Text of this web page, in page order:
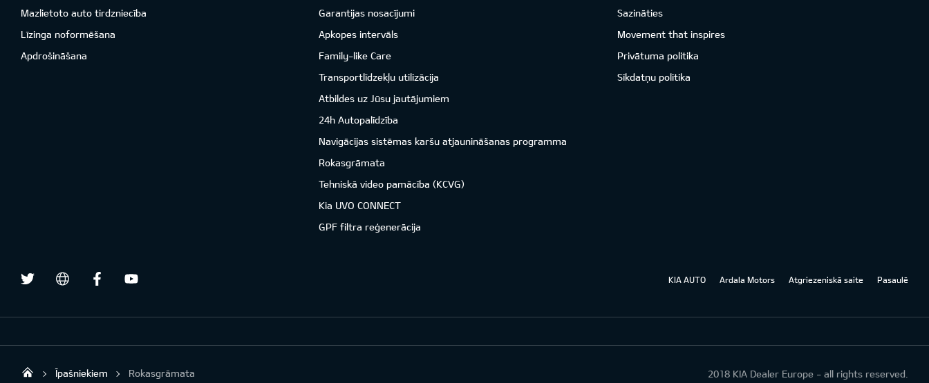
Mazlietoto auto tirdzniecība
Līzinga noformēšana
Apdrošināšana
Garantijas nosacījumi
Apkopes intervāls
Family-like Care
Transportlīdzekļu utilizācija
Atbildes uz Jūsu jautājumiem
24h Autopalīdzība
Navigācijas sistēmas karšu atjaunināšanas programma
Rokasgrāmata
Tehniskā video pamācība (KCVG)
Kia UVO CONNECT
GPF filtra reģenerācija
Sazināties
Movement that inspires
Privātuma politika
Sīkdatņu politika
Twitter draugiem.lvFacebook KIA AUTO Ardala Motors Atgriezeniskā saite Pasaulē
Ardala SIA
Īpašniekiem Rokasgrāmata 2018 KIA Dealer Europe - all rights reserved.